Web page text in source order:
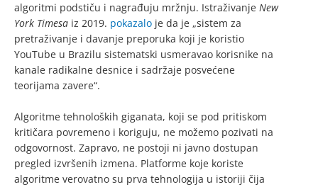
algoritmi podstiču i nagrađuju mržnju. Istraživanje New
York Timesa iz 2019. pokazalo je da je „sistem za
pretraživanje i davanje preporuka koji je koristio
YouTube u Brazilu sistematski usmeravao korisnike na
kanale radikalne desnice i sadržaje posvećene
teorijama zavere“.
Algoritme tehnoloških giganata, koji se pod pritiskom
kritičara povremeno i koriguju, ne možemo pozivati na
odgovornost. Zapravo, ne postoji ni javno dostupan
pregled izvršenih izmena. Platforme koje koriste
algoritme verovatno su prva tehnologija u istoriji čija